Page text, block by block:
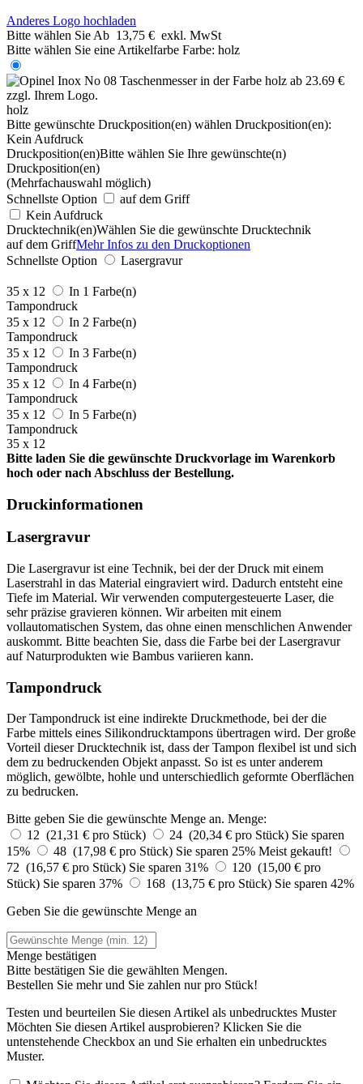
Anderes Logo hochladen
Bitte wählen Sie Ab 13,75 € exkl. MwSt
Bitte wählen Sie eine Artikelfarbe Farbe: holz
holz
Bitte gewünschte Druckposition(en) wählen Druckposition(en):
Kein Aufdruck
Druckposition(en)Bitte wählen Sie Ihre gewünschte(n)
Druckposition(en)
(Mehrfachauswahl möglich)
Schnellste Option
auf dem Griff
Kein Aufdruck
Drucktechnik(en)Wählen Sie die gewünschte Drucktechnik
auf dem GriffMehr Infos zu den Druckoptionen
Schnellste Option
Lasergravur
35 x 12
In 1 Farbe(n)
Tampondruck
35 x 12
In 2 Farbe(n)
Tampondruck
35 x 12
In 3 Farbe(n)
Tampondruck
35 x 12
In 4 Farbe(n)
Tampondruck
35 x 12
In 5 Farbe(n)
Tampondruck
35 x 12
Bitte laden Sie die gewünschte Druckvorlage im Warenkorb
hoch oder nach Abschluss der Bestellung.
Druckinformationen
Lasergravur
Die Lasergravur ist eine Technik, bei der der Druck mit einem
Laserstrahl in das Material eingraviert wird. Dadurch entsteht eine
Tiefe im Material. Wir verwenden computergesteuerte Laser, die
sehr präzise gravieren können. Wir arbeiten mit einem
vollautomatischen System, das ohne einen menschlichen Anwender
auskommt. Bitte beachten Sie, dass die Farbe bei der Lasergravur
auf Naturprodukten wie Bambus variieren kann.
Tampondruck
Der Tampondruck ist eine indirekte Druckmethode, bei der die
Farbe mittels eines Silikondrucktampons übertragen wird. Der große
Vorteil dieser Drucktechnik ist, dass der Tampon flexibel ist und sich
dem zu bedruckenden Objekt anpasst. So ist es unter anderem
möglich, gewölbte, hohle und unterschiedlich geformte Oberflächen
zu bedrucken.
Bitte geben Sie die gewünschte Menge an. Menge:
12 (21,31 € pro Stück)
24 (20,34 € pro Stück) Sie sparen
15%
48 (17,98 € pro Stück) Sie sparen 25% Meist gekauft!
72 (16,57 € pro Stück) Sie sparen 31%
120 (15,00 € pro
Stück) Sie sparen 37% 168 (13,75 € pro Stück) Sie sparen 42%
Geben Sie die gewünschte Menge an
Menge bestätigen
Bitte bestätigen Sie die gewählten Mengen.
Bestellen Sie mehr und Sie zahlen nurpro Stück!
Testen und beurteilen Sie diesen Artikel als unbedrucktes Muster
Möchten Sie diesen Artikel ausprobieren? Klicken Sie die
untenstehende Checkbox an und Sie erhalten ein unbedrucktes
Muster.